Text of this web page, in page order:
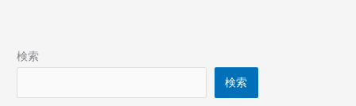
検索
検索